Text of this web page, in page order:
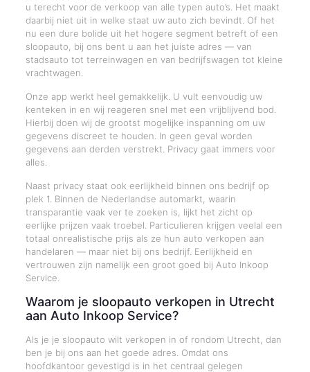
u terecht voor de verkoop van alle typen auto’s. Het maakt
daarbij niet uit in welke staat uw auto zich bevindt. Of het
nu een dure bolide uit het hogere segment betreft of een
sloopauto, bij ons bent u aan het juiste adres — van
stadsauto tot terreinwagen en van bedrijfswagen tot kleine
vrachtwagen.
Onze app werkt heel gemakkelijk. U vult eenvoudig uw
kenteken in en wij reageren snel met een vrijblijvend bod.
Hierbij doen wij de grootst mogelijke inspanning om uw
gegevens discreet te houden. In geen geval worden
gegevens aan derden verstrekt. Privacy gaat immers voor
alles.
Naast privacy staat ook eerlijkheid binnen ons bedrijf op
plek 1. Binnen de Nederlandse automarkt, waarin
transparantie vaak ver te zoeken is, lijkt het zicht op
eerlijke prijzen vaak troebel. Particulieren krijgen veelal een
totaal onrealistische prijs als ze hun auto verkopen aan
handelaren — maar niet bij ons bedrijf. Eerlijkheid en
vertrouwen zijn namelijk een groot goed bij Auto Inkoop
Service.
Waarom je sloopauto verkopen in Utrecht
aan Auto Inkoop Service?
Als je je sloopauto wilt verkopen in of rondom Utrecht, dan
ben je bij ons aan het goede adres. Omdat ons
hoofdkantoor gevestigd is in het centraal gelegen